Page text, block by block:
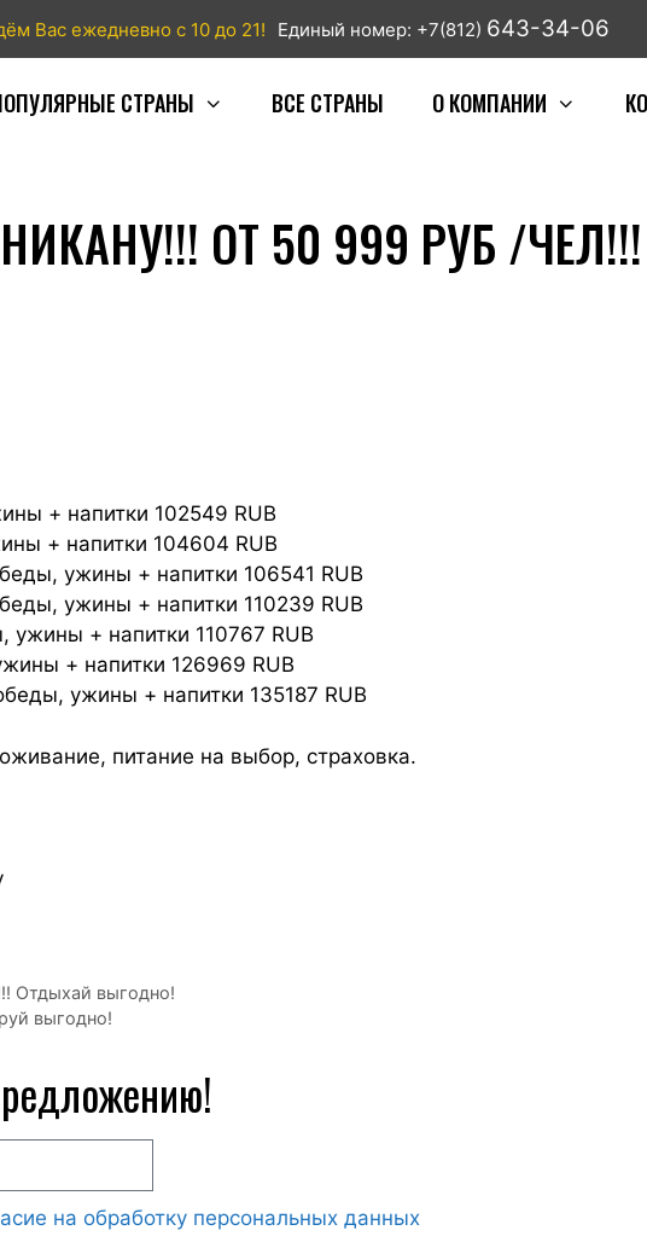
Вас ежедневно с 10 до 21! Единый номер: +7(812) 643-34-06
СТРАНЫ ВСЕ СТРАНЫ О КОМПАНИИ
ОТ 50 999 РУБ /ЧЕЛ!!!
+ напитки 102549 RUB
+ напитки 104604 RUB
ужины + напитки 106541 RUB
ужины + напитки 110239 RUB
ужины + напитки 110767 RUB
+ напитки 126969 RUB
ужины + напитки 135187 RUB
питание на выбор, страховка.
Отдыхай выгодно!
выгодно!
на обработку персональных данных